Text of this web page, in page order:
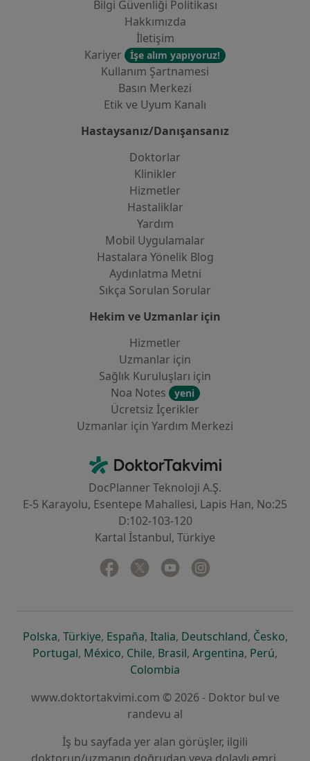
Bilgi Güvenliği Politikası
Hakkımızda
İletişim
Kariyer
İşe alım yapıyoruz!
Kullanım Şartnamesi
Basın Merkezi
Etik ve Uyum Kanalı
Hastaysanız/Danışansanız
Doktorlar
Klinikler
Hizmetler
Hastaliklar
Yardım
Mobil Uygulamalar
Hastalara Yönelik Blog
Aydınlatma Metni
Sıkça Sorulan Sorular
Hekim ve Uzmanlar için
Hizmetler
Uzmanlar için
Sağlık Kuruluşları için
Noa Notes
yeni
Ücretsiz İçerikler
Uzmanlar için Yardım Merkezi
DoktorTakvimi - Ana Sayfa
DocPlanner Teknoloji A.Ş.
E-5 Karayolu, Esentepe Mahallesi, Lapis Han, No:25
D:102-103-120
Kartal İstanbul, Türkiye
Facebook
yeni bir sekmede açılır
Twitter
yeni bir sekmede açılır
Youtube
yeni bir sekmede açılır
Polskayeni bir sekmede açılır
, Türkiyeyeni bir sekmede açılır
, Españayeni bir sekmede açılır
, Italiayeni bir sekmede açılır
, Deutschlandyeni bir
, Českoyeni
,
Portugalyeni bir sekmede açılır
, Méxicoyeni bir sekmede açılır
, Chileyeni bir sekmede açılır
, Brasilyeni bir sekmede açılır
, Argentinayeni bir
, Perúyeni
,
Colombia
www.doktortakvimi.com © 2026 - Doktor bul ve
randevu al
İş bu sayfada yer alan görüşler, ilgili